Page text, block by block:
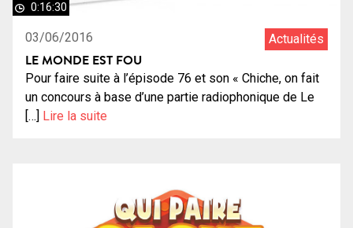
0:16:30
03/06/2016 Actualités
LE MONDE EST FOU
Pour faire suite à l’épisode 76 et son « Chiche, on fait
un concours à base d’une partie radiophonique de Le
[…]
Lire la suite